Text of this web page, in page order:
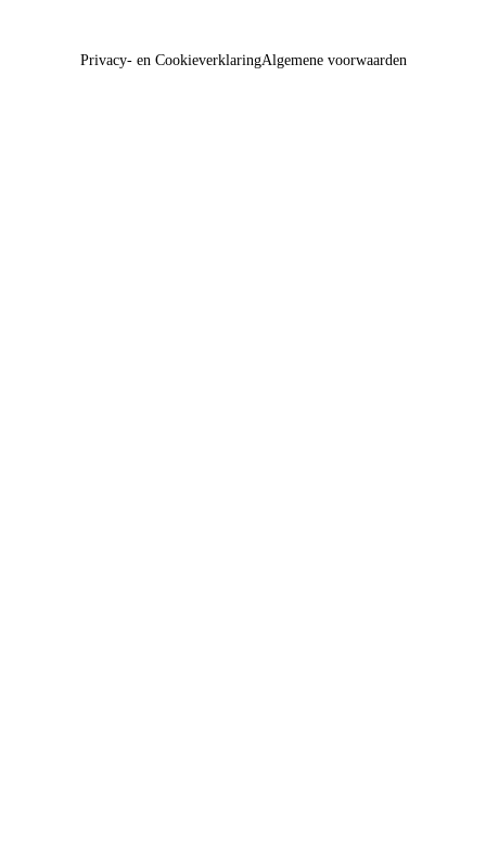
Privacy- en CookieverklaringAlgemene voorwaarden